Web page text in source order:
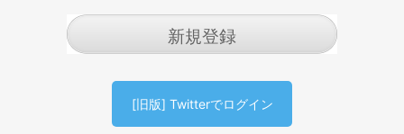
新規登録
[旧版] Twitterでログイン